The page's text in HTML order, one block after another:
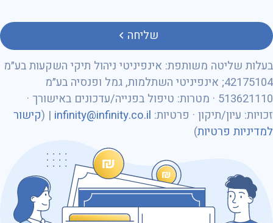
טלפון
מספר ת״ז
כתובת דוא״ל
שליחה
בעלות שליטה משותפת: אינפיניטי ניהול תיקי השקעות בע״מ
42175104; אינפיניטי השתלמות, גמל ופנסיה בע״מ
513621110 · מטרות: טיפול בפנייה/עדכונים באישורך ·
זכויות: עיון/תיקון · פרטיות: infinity@infinity.co.il
| (קישור
למדיניות פרטיות)